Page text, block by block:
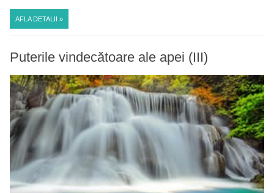
AFLA DETALII »
Puterile vindecătoare ale apei (III)